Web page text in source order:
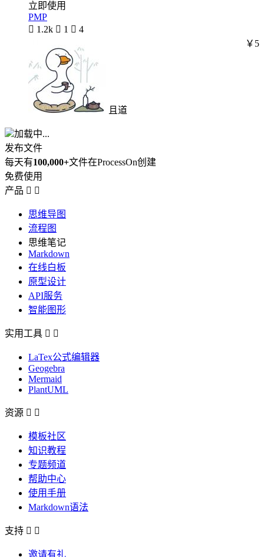
立即使用
PMP
 1.2k  1  4
且道
￥5
加载中...
发布文件
每天有100,000+文件在ProcessOn创建
免费使用
产品  
思维导图
流程图
思维笔记
Markdown
在线白板
原型设计
API服务
智能图形
实用工具  
LaTex公式编辑器
Geogebra
Mermaid
PlantUML
资源  
模板社区
知识教程
专题频道
帮助中心
使用手册
Markdown语法
支持  
邀请有礼